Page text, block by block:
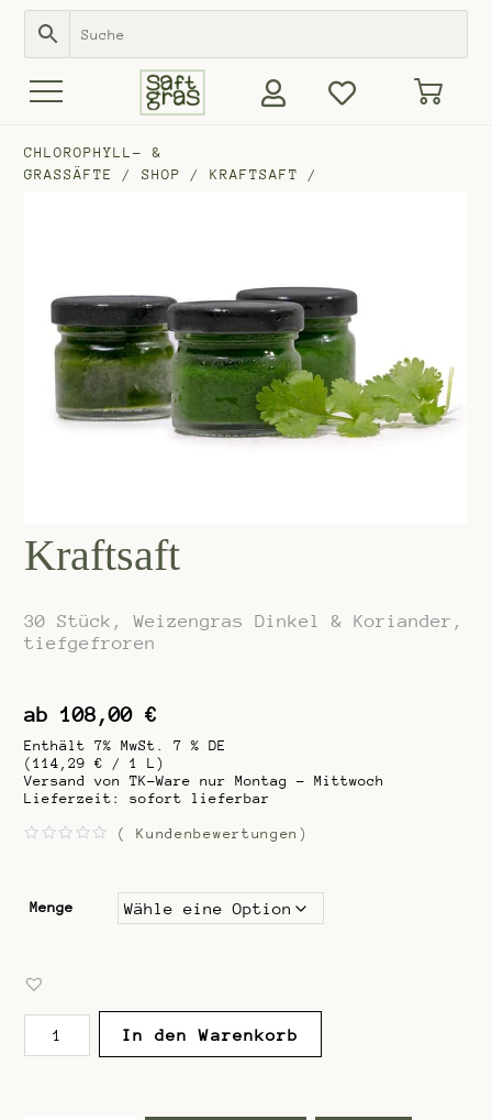
CHLOROPHYLL- &
GRASSÄFTE
/SHOP /KRAFTSAFT /
Kraftsaft
30 Stück, Weizengras Dinkel & Koriander,
tiefgefroren
ab108,00€
Enthält 7% MwSt. 7 % DE
(114,29€ / 1 L)
Versand von TK-Ware nur Montag - Mittwoch
Lieferzeit: sofort lieferbar
r
t
( Kundenbewertungen)
Menge
Menge
In den Warenkorb